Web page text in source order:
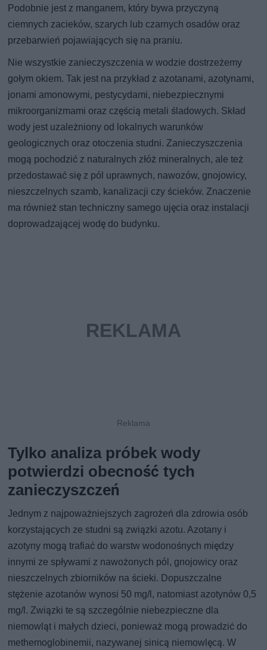
Podobnie jest z manganem, który bywa przyczyną
ciemnych zacieków, szarych lub czarnych osadów oraz
przebarwień pojawiających się na praniu.
Nie wszystkie zanieczyszczenia w wodzie dostrzeżemy
gołym okiem. Tak jest na przykład z azotanami, azotynami,
jonami amonowymi, pestycydami, niebezpiecznymi
mikroorganizmami oraz częścią metali śladowych. Skład
wody jest uzależniony od lokalnych warunków
geologicznych oraz otoczenia studni. Zanieczyszczenia
mogą pochodzić z naturalnych złóż mineralnych, ale też
przedostawać się z pól uprawnych, nawozów, gnojowicy,
nieszczelnych szamb, kanalizacji czy ścieków. Znaczenie
ma również stan techniczny samego ujęcia oraz instalacji
doprowadzającej wodę do budynku.
Tylko analiza próbek wody
potwierdzi obecność tych
zanieczyszczeń
Jednym z najpoważniejszych zagrożeń dla zdrowia osób
korzystających ze studni są związki azotu. Azotany i
azotyny mogą trafiać do warstw wodonośnych między
innymi ze spływami z nawożonych pól, gnojowicy oraz
nieszczelnych zbiorników na ścieki. Dopuszczalne
stężenie azotanów wynosi 50 mg/l, natomiast azotynów 0,5
mg/l. Związki te są szczególnie niebezpieczne dla
niemowląt i małych dzieci, ponieważ mogą prowadzić do
methemoglobinemii, nazywanej sinicą niemowlęcą. W